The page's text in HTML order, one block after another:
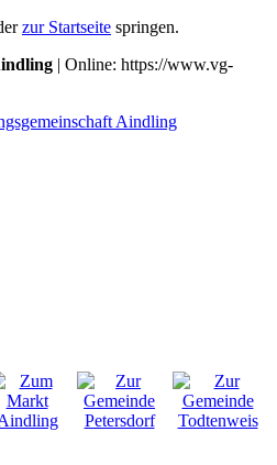
zur Startseite springen.
| Online: https://www.vg-